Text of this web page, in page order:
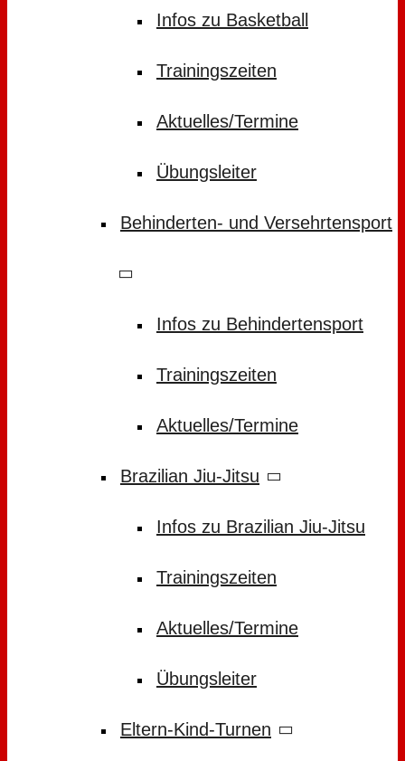
Infos zu Basketball
Trainingszeiten
Aktuelles/Termine
Übungsleiter
Behinderten- und Versehrtensport
Infos zu Behindertensport
Trainingszeiten
Aktuelles/Termine
Brazilian Jiu-Jitsu
Infos zu Brazilian Jiu-Jitsu
Trainingszeiten
Aktuelles/Termine
Übungsleiter
Eltern-Kind-Turnen